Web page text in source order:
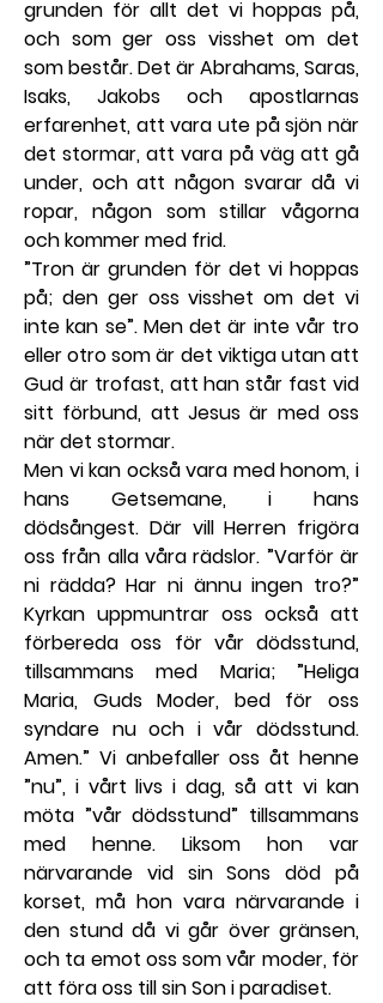
grunden för allt det vi hoppas på,
och som ger oss visshet om det
som består. Det är Abrahams, Saras,
Isaks, Jakobs och apostlarnas
erfarenhet, att vara ute på sjön när
det stormar, att vara på väg att gå
under, och att någon svarar då vi
ropar, någon som stillar vågorna
och kommer med frid.
”Tron är grunden för det vi hoppas
på; den ger oss visshet om det vi
inte kan se”. Men det är inte vår tro
eller otro som är det viktiga utan att
Gud är trofast, att han står fast vid
sitt förbund, att Jesus är med oss
när det stormar.
Men vi kan också vara med honom, i
hans Getsemane, i hans
dödsångest. Där vill Herren frigöra
oss från alla våra rädslor. ”Varför är
ni rädda? Har ni ännu ingen tro?”
Kyrkan uppmuntrar oss också att
förbereda oss för vår dödsstund,
tillsammans med Maria; ”Heliga
Maria, Guds Moder, bed för oss
syndare nu och i vår dödsstund.
Amen.” Vi anbefaller oss åt henne
”nu”, i vårt livs i dag, så att vi kan
möta ”vår dödsstund” tillsammans
med henne. Liksom hon var
närvarande vid sin Sons död på
korset, må hon vara närvarande i
den stund då vi går över gränsen,
och ta emot oss som vår moder, för
att föra oss till sin Son i paradiset.